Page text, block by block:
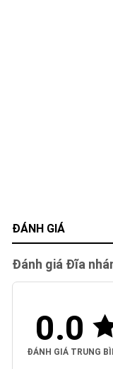
ĐÁNH GIÁ
Đánh giá Đĩa
0.0
ĐÁNH GIÁ TRUNG